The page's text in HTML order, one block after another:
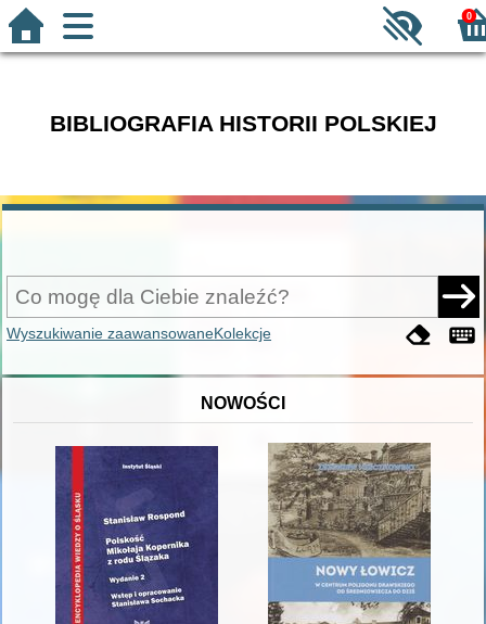
0
BIBLIOGRAFIA HISTORII POLSKIEJ
Wyszukiwanie zaawansowaneKolekcje
NOWOŚCI